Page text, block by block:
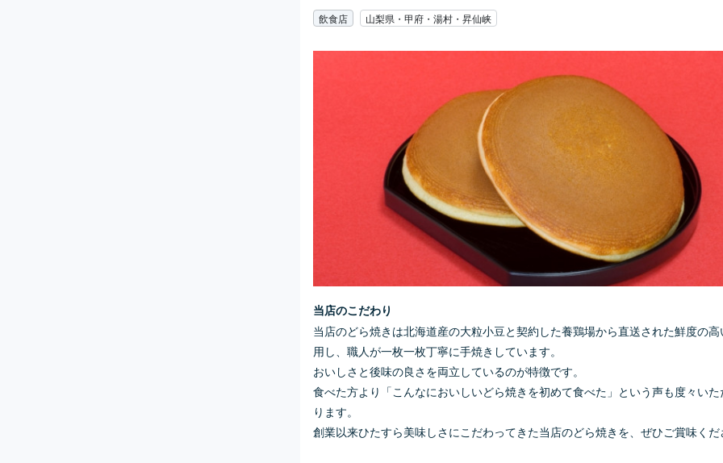
飲食店 山梨県・甲府・湯村・昇仙峡
当店のこだわり
当店のどら焼きは北海道産の大粒小豆と契約した養鶏場から直送された鮮度の
用し、職人が一枚一枚丁寧に手焼きしています。
おいしさと後味の良さを両立しているのが特徴です。
食べた方より「こんなにおいしいどら焼きを初めて食べた」という声も度々い
ります。
創業以来ひたすら美味しさにこだわってきた当店のどら焼きを、ぜひご賞味く